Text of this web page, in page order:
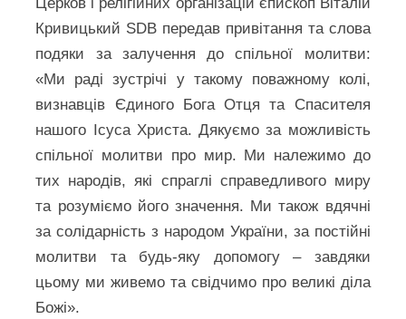
Кривицький SDB передав привітання та слова
подяки за залучення до спільної молитви:
«Ми раді зустрічі у такому поважному колі,
визнавців Єдиного Бога Отця та Спасителя
нашого Ісуса Христа. Дякуємо за можливість
спільної молитви про мир. Ми належимо до
тих народів, які спраглі справедливого миру
та розуміємо його значення. Ми також вдячні
за солідарність з народом України, за постійні
молитви та будь-яку допомогу – завдяки
цьому ми живемо та свідчимо про великі діла
Божі».